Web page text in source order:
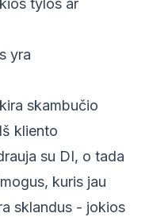
tylos ar
yra
skambučio
kliento
su DI, o tada
kuris jau
sklandus - jokios